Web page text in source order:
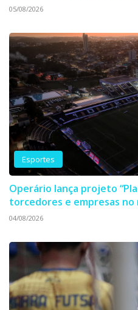
05/08/2026
Esportes
Operário lança projeto
torcedores e empresas
04/08/2026